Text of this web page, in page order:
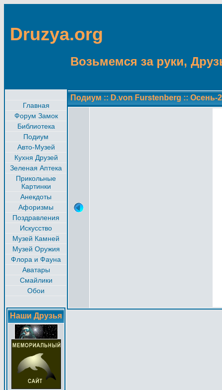
Druzya.org
Возьмемся за руки,
Главная
Форум Замок
Библиотека
Подиум
Авто-Музей
Кухня Друзей
Зеленая Аптека
Прикольные
Картинки
Анекдоты
Афоризмы
Поздравления
Искусство
Музей Камней
Музей Оружия
Флора и Фауна
Аватары
Смайлики
Обои
Наши Друзья
Подиум :: D.von Furstenberg :: Осень-